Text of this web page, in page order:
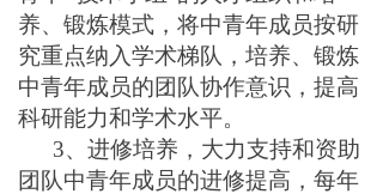
养、锻炼模式 ，将中青年成员按研
究重点纳入学术梯队，培养、锻炼
中青年成员的团队协作意识，提高
科研能力和学术水平。
3、 进修培养 ，大力支持和资助
团队中青年成员的进修提高，每年